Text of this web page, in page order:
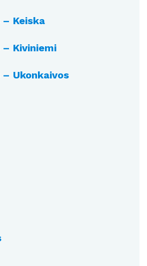
– Keiska
– Kiviniemi
Ukonkaivos